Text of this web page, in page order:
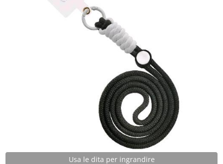
Usa le dita per ingrandire